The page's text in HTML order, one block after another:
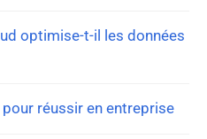
optimise-t-il les données
réussir en entreprise